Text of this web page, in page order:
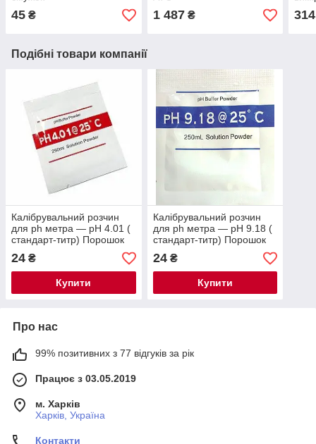
45 ₴ 1 487₴ 314
Подібні товари компанії
Калібрувальний розчин
для ph метра — pH 4.01 (
стандарт-титр) Порошок
24 ₴
Купити
Калібрувальний розчин
для ph метра — pH 9.18 (
стандарт-титр) Порошок
24₴
Купити
Про нас
99% позитивних з 77 відгуків за рік
Працює з 03.05.2019
м. Харків
Харків, Україна
Контакти